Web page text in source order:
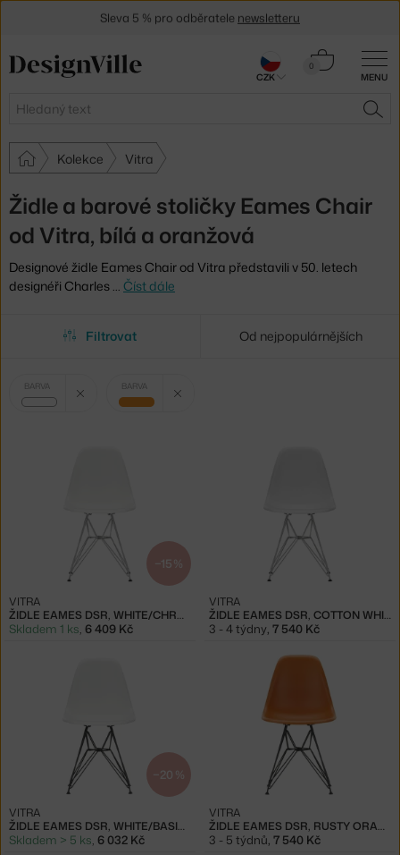
MENU
Hledat
0
Košík
Kolekce Vitra
Židle a barové stoličky Eames Chair
od Vitra, bílá a oranžová
Designové židle Eames Chair od Vitra představili v 50. letech
designéři Charles … Číst dále
Filtrovat Od nejpopulárnějších
Vybrané
filtry:
BARVA
bílá
BARVA
oranžová
−15 %
ŽIDLE EAMES DSR, WHITE/CHROME
VITRA
Skladem 1 ks 6 409 Kč
ŽIDLE EAMES DSR, COTTON WHITE/CHROME
VITRA
3 - 4 týdny 7 540 Kč
−20 %
ŽIDLE EAMES DSR, WHITE/BASIC DARK
VITRA
Skladem > 5 ks, 6 032 Kč
ŽIDLE EAMES DSR, RUSTY ORANGE
VITRA
3 - 5 týdnů, 7 540 Kč
Sleva 5 % pro odběratele newsletteru
CZK